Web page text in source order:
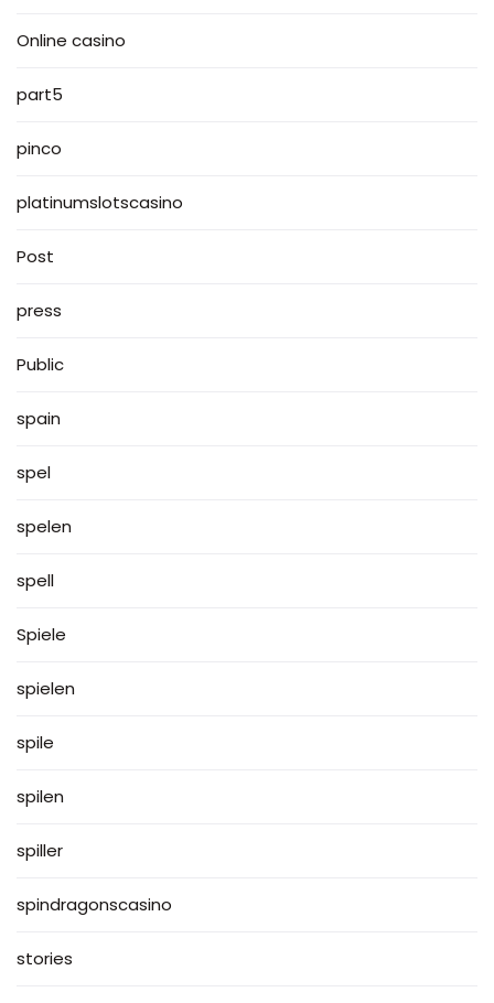
Online casino
part5
pinco
platinumslotscasino
Post
press
Public
spain
spel
spelen
spell
Spiele
spielen
spile
spilen
spiller
spindragonscasino
stories